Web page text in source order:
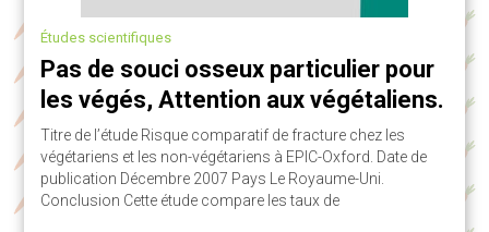
Études scientifiques
Pas de souci osseux particulier pour
les végés, Attention aux végétaliens.
Titre de l’étude Risque comparatif de fracture chez les
végétariens et les non-végétariens à EPIC-Oxford. Date de
publication Décembre 2007 Pays Le Royaume-Uni.
Conclusion Cette étude compare les taux de